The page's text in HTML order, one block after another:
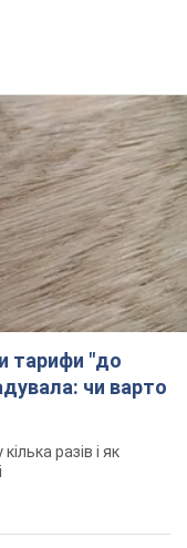
тарифи "до
чи варто
разів і як